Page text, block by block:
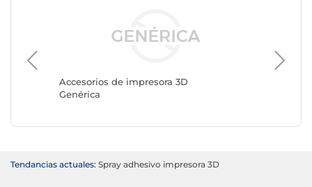
Accesorios de impresora 3D
Genérica
COGEX
Tendancias actuales: Spray adhesivo impresora 3D